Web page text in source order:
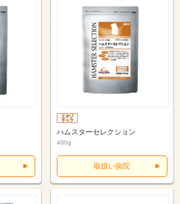
ハムスターセレクション
400g
取扱い病院